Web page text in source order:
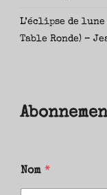
L’éclipse de
Table Ronde) –
Nom *